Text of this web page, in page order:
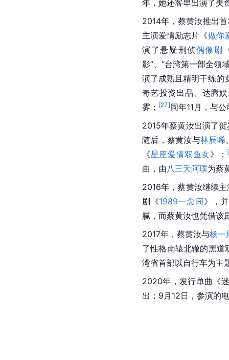
年，她还客串出演了美
2014年，蔡黄汝推出
主演爱情励志片《做你
演了悬疑刑侦偶像剧
影”、“台湾第一部全领
演了成熟且精明干练的
奇艺投资出品、达腾
雾； [27]同年11月，与
2015年蔡黄汝出演了
随后，蔡黄汝与林辰唏
《星座爱情双鱼女》； [
曲，由八三夭阿璞为蔡
2016年，蔡黄汝继续主
剧《1989一念间》，
腻，而蔡黄汝也凭借该
2017年，蔡黄汝与杨一
了性格南辕北辙的黑道
湾省首部以自行车为主
2020年，发行单曲《
出；9月12日，参演的